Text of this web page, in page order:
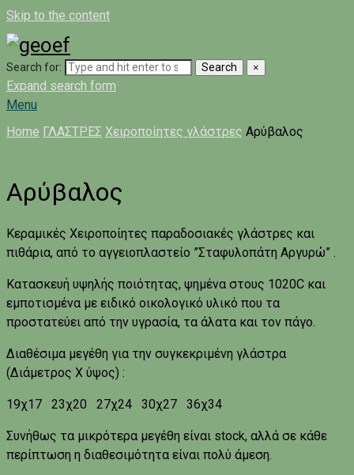
Skip to the content
Search for: Search ×
Expand search form
Menu
Home ΓΛΑΣΤΡΕΣ Χειροποίητες γλάστρες Αρύβαλος
Αρύβαλος
Κεραμικές Χειροποίητες παραδοσιακές γλάστρες και
πιθάρια, από το αγγειοπλαστείο ”Σταφυλοπάτη Αργυρώ” .
Κατασκευή υψηλής ποιότητας, ψημένα στους 1020C και
εμποτισμένα με ειδικό οικολογικό υλικό που τα
προστατεύει από την υγρασία, τα άλατα και τον πάγο.
Διαθέσιμα μεγέθη για την συγκεκριμένη γλάστρα
(Διάμετρος Χ ύψος) :
19χ17 23χ20 27χ24 30χ27 36χ34
Συνήθως τα μικρότερα μεγέθη είναι stock, αλλά σε κάθε
περίπτωση η διαθεσιμότητα είναι πολύ άμεση.